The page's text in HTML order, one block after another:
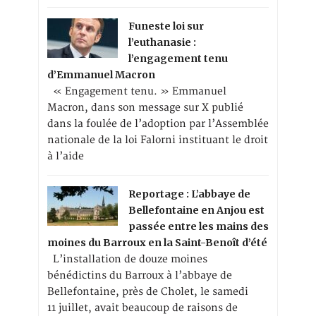
Funeste loi sur
l’euthanasie :
l’engagement tenu
d’Emmanuel Macron
« Engagement tenu. » Emmanuel
Macron, dans son message sur X publié
dans la foulée de l’adoption par l’Assemblée
nationale de la loi Falorni instituant le droit
à l’aide
Reportage : L’abbaye de
Bellefontaine en Anjou est
passée entre les mains des
moines du Barroux en la Saint-Benoît d’été
L’installation de douze moines
bénédictins du Barroux à l’abbaye de
Bellefontaine, près de Cholet, le samedi
11 juillet, avait beaucoup de raisons de